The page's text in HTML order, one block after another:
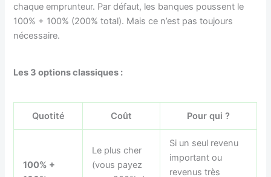
chaque emprunteur. Par défaut, les banques poussent le
100% + 100% (200% total). Mais ce n’est pas toujours
nécessaire.
Les 3 options classiques :
Quotité Coût Pour qui ?
100% +
Le plus cher
(vous payez
Si un seul revenu
important ou
revenus très